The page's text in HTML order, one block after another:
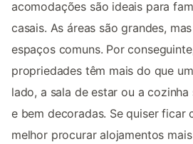
acomodações são ideais para
casais. As áreas são grandes,
espaços comuns. Por
propriedades têm mais do que
lado, a sala de estar ou a
e bem decoradas. Se quiser ficar
melhor procurar alojamentos